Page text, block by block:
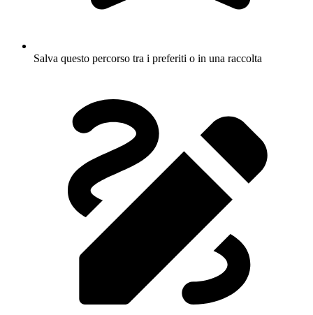
Salva questo percorso tra i preferiti o in una raccolta